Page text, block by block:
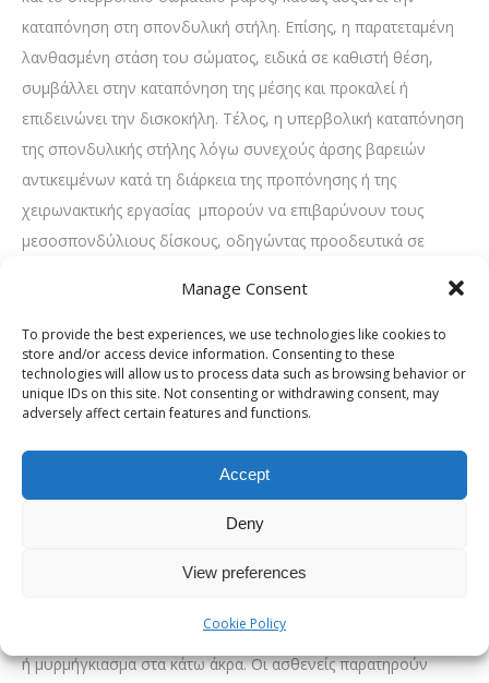
Manage Consent
To provide the best experiences, we use technologies like cookies to
store and/or access device information. Consenting to these
technologies will allow us to process data such as browsing behavior or
unique IDs on this site. Not consenting or withdrawing consent, may
adversely affect certain features and functions.
Accept
Deny
View preferences
Cookie Policy
καταπόνηση στη σπονδυλική στήλη. Επίσης, η παρατεταμένη
λανθασμένη στάση του σώματος, ειδικά σε καθιστή θέση,
συμβάλλει στην καταπόνηση της μέσης και προκαλεί ή
επιδεινώνει την δισκοκήλη. Τέλος, η υπερβολική καταπόνηση
της σπονδυλικής στήλης λόγω συνεχούς άρσης βαρειών
αντικειμένων κατά τη διάρκεια της προπόνησης ή της
χειρωνακτικής εργασίας μπορούν να επιβαρύνουν τους
μεσοσπονδύλιους δίσκους, οδηγώντας προοδευτικά σε
μέσης
Τα συμπτώματα της οσφυϊκής δισκοκήλης μπορεί να
ποικίλλουν ανάλογα με την έκταση της συμπίεσης των
νευρικών δομών. Σε πρώτη φάση, εκδηλώνεται έντονος
πόνος στη μέση, δηλαδή οσφυαλγία, που μπορεί να
την πορεία του ισχιακού νεύρου. Το σύμπτωμα αυτό
εκδηλώνονται συχνά αισθητικές διαταραχές όπως μούδιασμα
ή μυρμήγκιασμα στα κάτω άκρα. Οι ασθενείς παρατηρούν